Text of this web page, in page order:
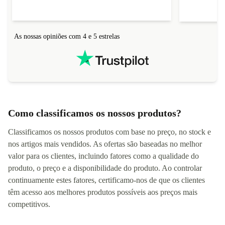
As nossas opiniões com 4 e 5 estrelas
Como classificamos os nossos produtos?
Classificamos os nossos produtos com base no preço, no stock e
nos artigos mais vendidos. As ofertas são baseadas no melhor
valor para os clientes, incluindo fatores como a qualidade do
produto, o preço e a disponibilidade do produto. Ao controlar
continuamente estes fatores, certificamo-nos de que os clientes
têm acesso aos melhores produtos possíveis aos preços mais
competitivos.